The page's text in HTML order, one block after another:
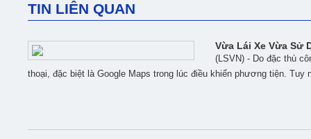
TIN LIÊN QUAN
Vừa Lái Xe Vừa Sử
(LSVN) - Do đặc thù
thoại, đặc biệt là Google Maps trong lúc điều khiển phương tiện. Tuy